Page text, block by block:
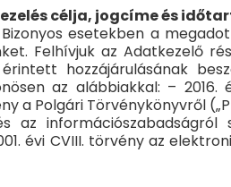
célja, jogcíme és
esetekben a
Felhívjuk az Adatkezelő
hozzájárulásának
az alábbiakkal: –
a Polgári Törvénykönyvről
az
évi CVIII. törvény az